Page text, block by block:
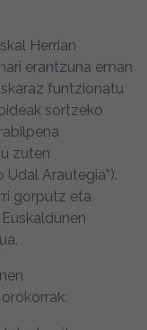
Herrian
erantzuna eman
funtzionatu
sortzeko
zuten
Udal Arautegia”).
gorputz eta